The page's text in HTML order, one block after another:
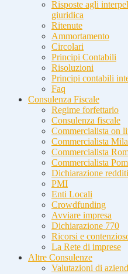
Risposte agli
giuridica
Ritenute
Ammortamento
Circolari
Principi Contabili
Risoluzioni
Principi contabili
Faq
Consulenza Fiscale
Regime forfettario
Consulenza fiscale
Commercialista on
Commercialista
Commercialista
Commercialista
Dichiarazione redditi
PMI
Enti Locali
Crowdfunding
Avviare impresa
Dichiarazione 770
Ricorsi e
La Rete di imprese
Altre Consulenze
Valutazioni di